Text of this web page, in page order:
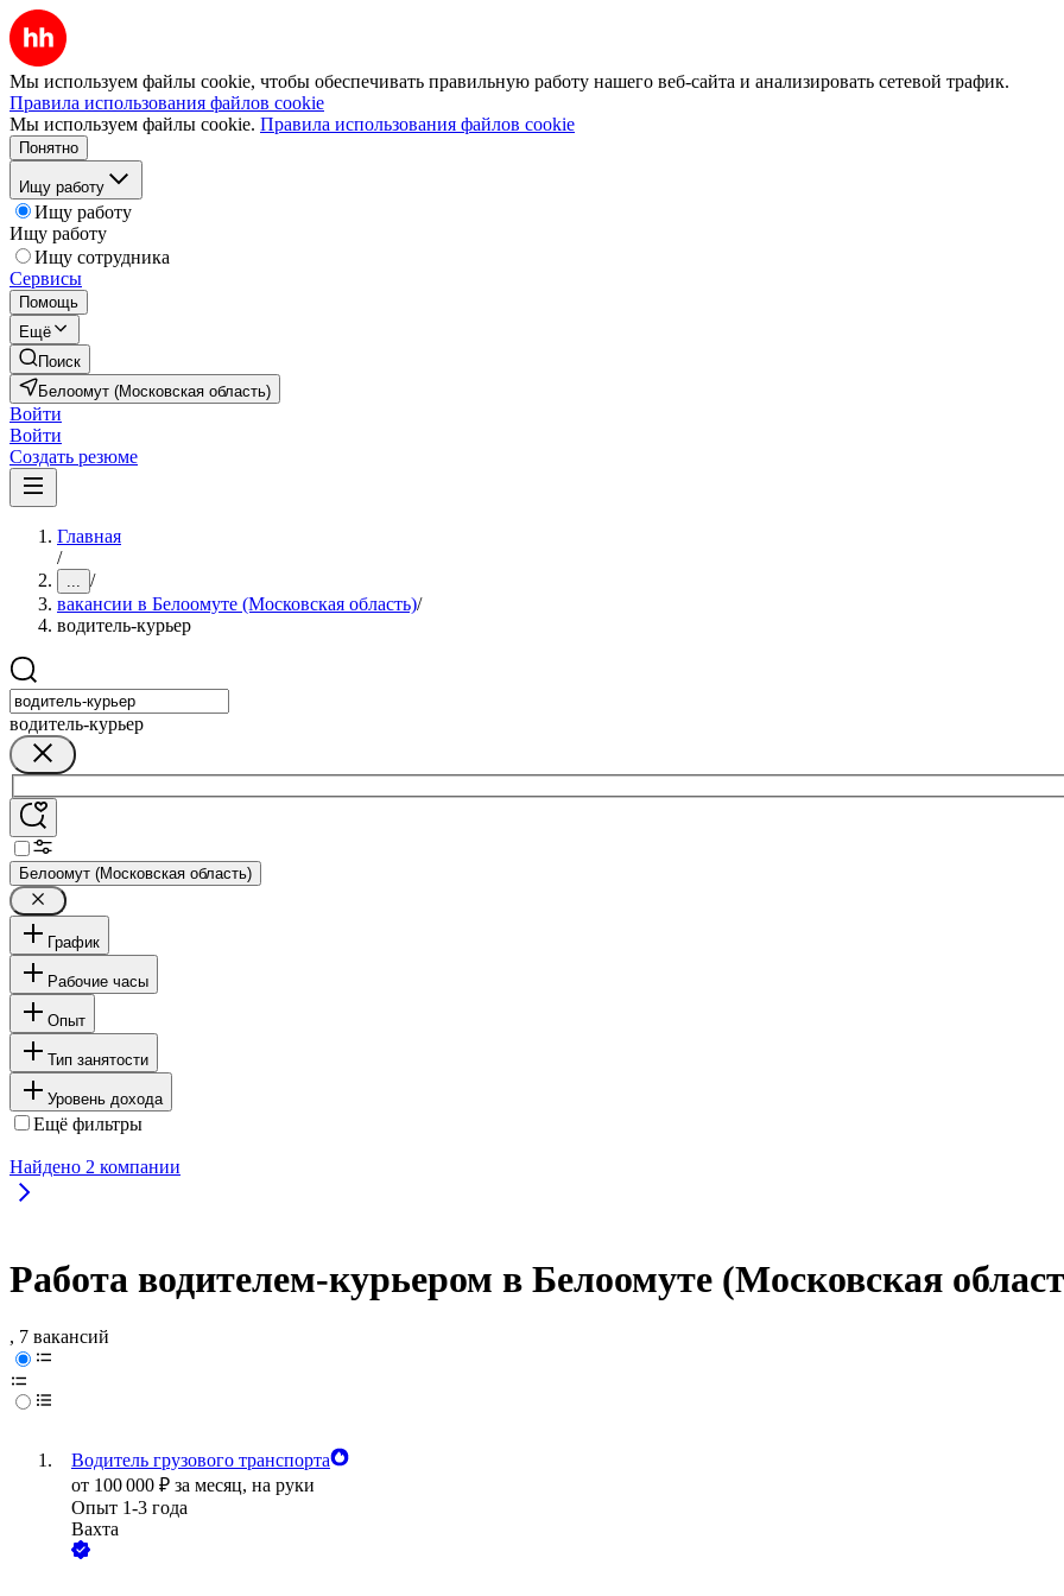
Мы используем файлы cookie, чтобы обеспечивать правильную работу нашего веб-сайта и анализировать сетевой трафик.
Правила использования файлов cookie
Мы используем файлы cookie. Правила использования файлов cookie
Понятно
Ищу работу
Ищу работу
Ищу работу
Ищу сотрудника
Сервисы
Помощь
Ещё
Поиск
Белоомут (Московская область)
Войти
Войти
Создать резюме
Главная
/
... /
вакансии в Белоомуте (Московская область)/
водитель-курьер
водитель-курьер
Белоомут (Московская область)
График
Рабочие часы
Опыт
Тип занятости
Уровень дохода
Ещё фильтры
Найдено 2 компании
Работа водителем-курьером в Белоомуте (Московская
, 7 вакансий
Водитель грузового транспорта
от 100 000 ₽ за месяц, на руки
Опыт 1-3 года
Вахта